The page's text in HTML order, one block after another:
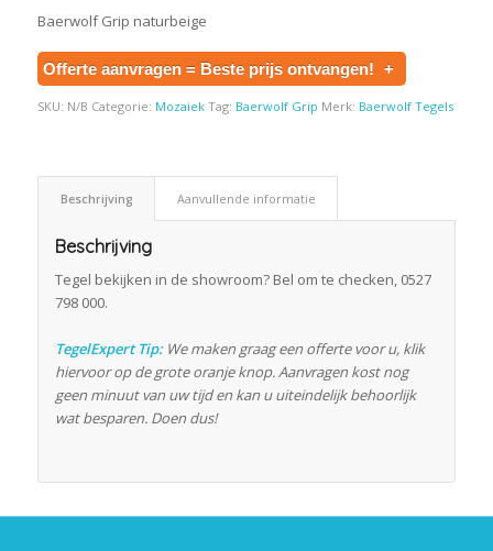
Baerwolf Grip naturbeige
Offerte aanvragen = Beste prijs ontvangen! +
SKU: N/B Categorie: Mozaiek Tag: Baerwolf Grip Merk: Baerwolf Tegels
Beschrijving Aanvullende informatie
Beschrijving
Tegel bekijken in de showroom? Bel om te checken, 0527
798 000.
TegelExpert Tip:We maken graag een offerte voor u, klik
hiervoor op de grote oranje knop. Aanvragen kost nog
geen minuut van uw tijd en kan u uiteindelijk behoorlijk
wat besparen. Doen dus!